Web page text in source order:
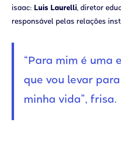
isaac: Luis Laurelli, diretor
responsável pelas relações
“Para mim é uma
que vou levar
minha vida”, frisa.